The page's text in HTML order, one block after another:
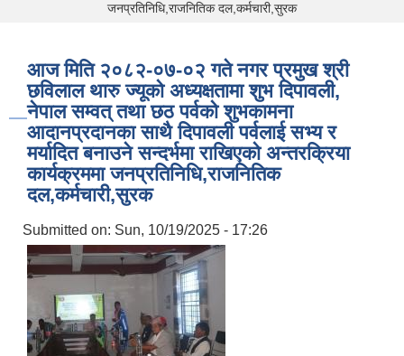
जनप्रतिनिधि,राजनितिक दल,कर्मचारी,सुरक
आज मिति २०८२-०७-०२ गते नगर प्रमुख श्री
छविलाल थारु ज्यूको अध्यक्षतामा शुभ दिपावली,
नेपाल सम्वत् तथा छठ पर्वको शुभकामना
आदानप्रदानका साथै दिपावली पर्वलाई सभ्य र
मर्यादित बनाउने सन्दर्भमा राखिएको अन्तरक्रिया
कार्यक्रममा जनप्रतिनिधि,राजनितिक
दल,कर्मचारी,सुरक
Submitted on: Sun, 10/19/2025 - 17:26